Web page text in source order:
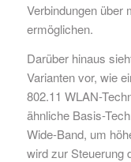
Verbindungen über
ermöglichen.
Darüber hinaus
Varianten vor, wie
802.11 WLAN-
ähnliche Basis-
Wide-Band, um
wird zur Steuerung